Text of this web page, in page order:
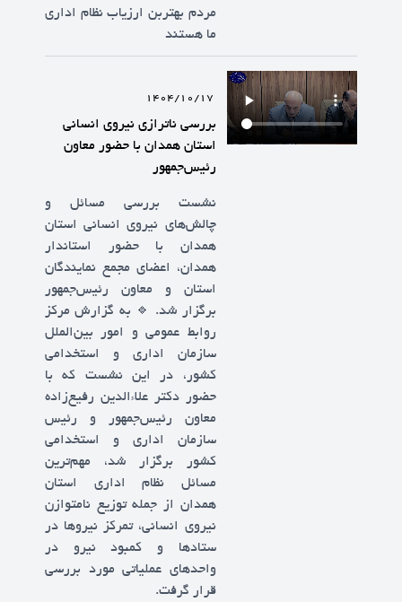
مردم بهتربن ارزیاب نظام اداری
ما هستند
1404/10/17
بررسی ناترازی نیروی انسانی
استان همدان با حضور معاون
رئیس‌جمهور
نشست بررسی مسائل و
چالش‌های نیروی انسانی استان
همدان با حضور استاندار
همدان، اعضای مجمع نمایندگان
استان و معاون رئیس‌جمهور
برگزار شد. 🔹 به گزارش مرکز
روابط عمومی و امور بین‌الملل
سازمان اداری و استخدامی
کشور، در این نشست که با
حضور دکتر علاءالدین رفیع‌زاده
معاون رئیس‌جمهور و رئیس
سازمان اداری و استخدامی
کشور برگزار شد، مهم‌ترین
مسائل نظام اداری استان
همدان از جمله توزیع نامتوازن
نیروی انسانی، تمرکز نیروها در
ستادها و کمبود نیرو در
واحدهای عملیاتی مورد بررسی
قرار گرفت.